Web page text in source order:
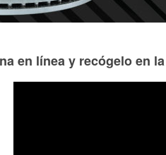
en línea y recógelo en